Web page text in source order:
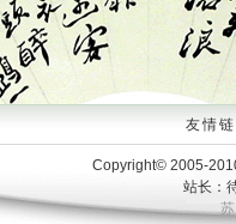
友情
Copyright© 2005-
站长：